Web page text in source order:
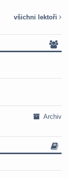
všichni lektoři
Archiv